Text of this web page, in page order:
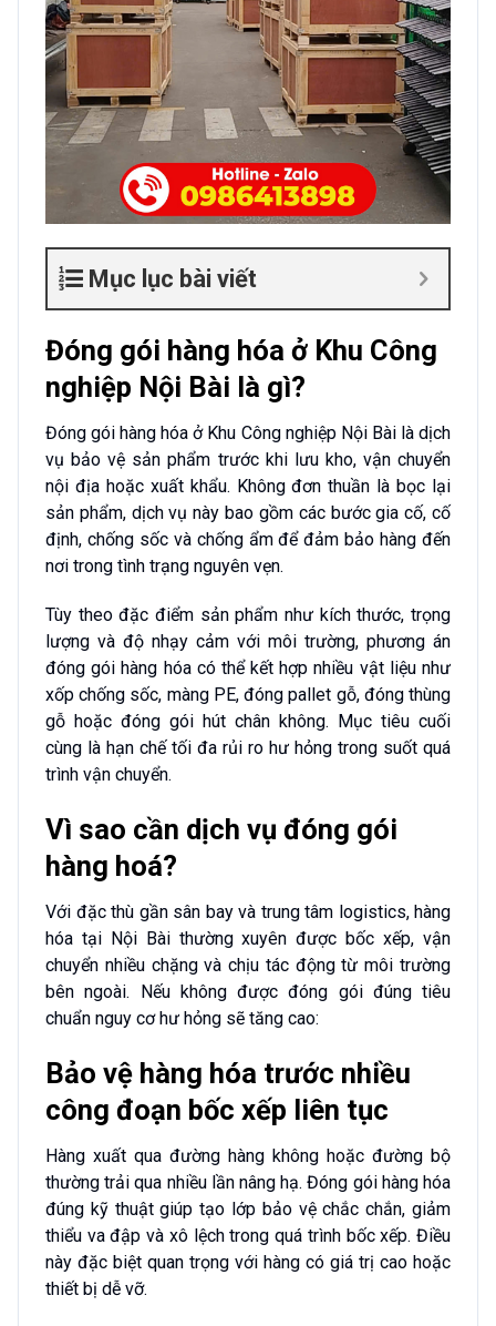
Mục lục bài viết
Đóng gói hàng hóa ở Khu Công
nghiệp Nội Bài là gì?
Đóng gói hàng hóa ở Khu Công nghiệp Nội Bài là dịch
vụ bảo vệ sản phẩm trước khi lưu kho, vận chuyển
nội địa hoặc xuất khẩu. Không đơn thuần là bọc lại
sản phẩm, dịch vụ này bao gồm các bước gia cố, cố
định, chống sốc và chống ẩm để đảm bảo hàng đến
nơi trong tình trạng nguyên vẹn.
Tùy theo đặc điểm sản phẩm như kích thước, trọng
lượng và độ nhạy cảm với môi trường, phương án
đóng gói hàng hóa có thể kết hợp nhiều vật liệu như
xốp chống sốc, màng PE, đóng pallet gỗ, đóng thùng
gỗ hoặc đóng gói hút chân không. Mục tiêu cuối
cùng là hạn chế tối đa rủi ro hư hỏng trong suốt quá
trình vận chuyển.
Vì sao cần dịch vụ đóng gói
hàng hoá?
Với đặc thù gần sân bay và trung tâm logistics, hàng
hóa tại Nội Bài thường xuyên được bốc xếp, vận
chuyển nhiều chặng và chịu tác động từ môi trường
bên ngoài. Nếu không được đóng gói đúng tiêu
chuẩn nguy cơ hư hỏng sẽ tăng cao:
Bảo vệ hàng hóa trước nhiều
công đoạn bốc xếp liên tục
Hàng xuất qua đường hàng không hoặc đường bộ
thường trải qua nhiều lần nâng hạ. Đóng gói hàng hóa
đúng kỹ thuật giúp tạo lớp bảo vệ chắc chắn, giảm
thiểu va đập và xô lệch trong quá trình bốc xếp. Điều
này đặc biệt quan trọng với hàng có giá trị cao hoặc
thiết bị dễ vỡ.